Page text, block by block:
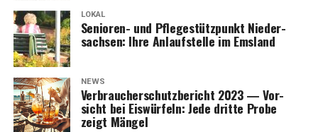
LOKAL
Senio­ren- und Pfle­ge­stütz­punkt Nie­der­
sach­sen: Ihre Anlauf­stel­le im Emsland
NEWS
Ver­brau­cher­schutz­be­richt 2023 — Vor­
sicht bei Eis­wür­feln: Jede drit­te Pro­be
zeigt Mängel